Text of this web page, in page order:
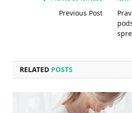
Previous Post
RELATED POSTS